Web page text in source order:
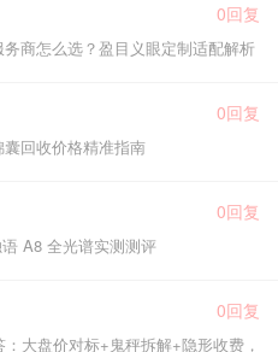
0回复
商怎么选？盈目义眼定制适配解析
0回复
回收价格精准指南
0回复
A8 全光谱实测测评
0回复
大盘价对标+鬼秤拆解+隐形收费，